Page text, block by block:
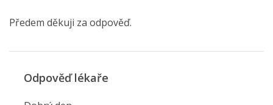
Předem děkuji za odpověď.
Odpověď lékaře